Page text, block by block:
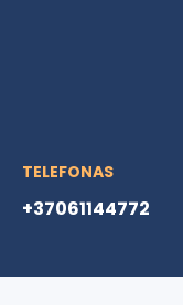
TELEFONAS
+37061144772